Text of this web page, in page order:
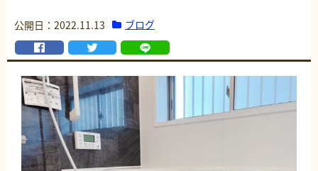
公開日：2022.11.13 ブログ